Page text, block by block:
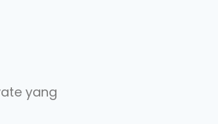
yang